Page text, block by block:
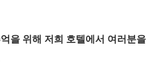
을 위해 저희 호텔에서 여러분을